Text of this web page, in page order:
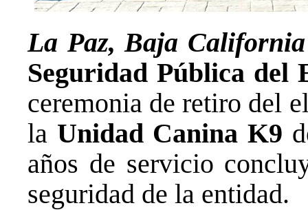
La Paz, Baja
Seguridad Pública del
ceremonia de retiro del
la Unidad Canina K9
años de servicio
seguridad de la entidad.